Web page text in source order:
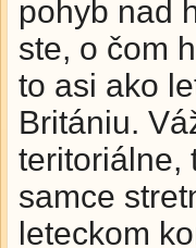
pohyb nad
ste, o čom
to asi ako
Britániu.
teritoriálne,
samce
leteckom